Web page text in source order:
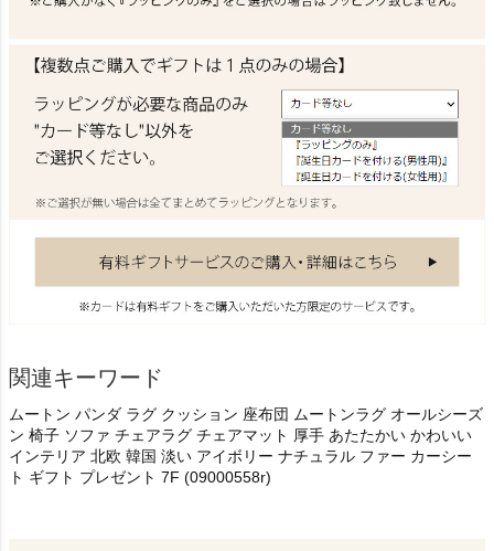
関連キーワード
ムートン パンダ ラグ クッション 座布団 ムートンラグ オールシーズ
ン 椅子 ソファ チェアラグ チェアマット 厚手 あたたかい かわいい
インテリア 北欧 韓国 淡い アイボリー ナチュラル ファー カーシー
ト ギフト プレゼント 7F (09000558r)